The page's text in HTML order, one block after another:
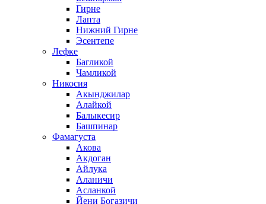
Гирне
Лапта
Нижний Гирне
Эсентепе
Лефке
Багликой
Чамликой
Никосия
Акынджилар
Алайкой
Балыкесир
Башпинар
Фамагуста
Акова
Акдоган
Айлука
Аланичи
Асланкой
Йени Богазичи